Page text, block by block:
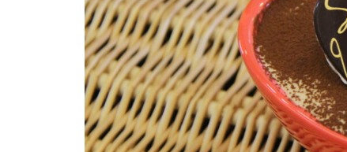
（アンドコーヒー）
地域とつながる体験&交流会に
行ってみた＠BRAVO WORLD